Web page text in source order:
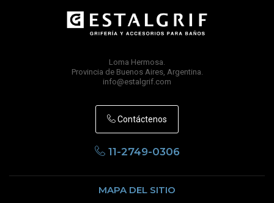
Loma Hermosa.
Provincia de Buenos Aires, Argentina.
info@estalgrif.com
Contáctenos
11-2749-0306
MAPA DEL SITIO